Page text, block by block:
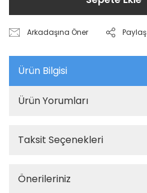
Arkadaşına Öner Paylaş
Ürün Bilgisi
Ürün Yorumları
Taksit Seçenekleri
Önerileriniz